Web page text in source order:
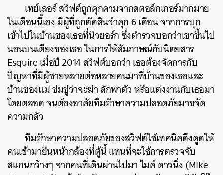
เทย์เลอร์ สวิฟต์ถูกคุกคามจากสตอล์กเกอร์มากมาย
ในเดือนนี้เอง มีผู้ที่ถูกตัดสินจำคุก 6 เดือน จากการบุก
เข้าไปในบ้านของเธอที่นิวยอร์ก ซึ่งตำรวจบอกว่าเขาขึ้นไป
นอนบนเตียงของเธอ ในการให้สัมภาษณ์กับนิตยสาร
Esquire เมื่อปี 2014 สวิฟต์บอกว่า เธอต้องจัดการกับ
ปัญหาที่มีผู้ชายหลายต่อหลายคนมาที่บ้านของเธอและ
บ้านของแม่ ข่มขู่ว่าจะฆ่า ลักพาตัว หรือแต่งงานกับเธอมา
โดยตลอด จนต้องอาศัยทีมรักษาความปลอดภัยมาขจัด
ความกลัว
ทีมรักษาความปลอดภัยของสวิฟต์ใช้เทคนิคดึงดูดให้
คนเข้ามายืนหน้ากล้องที่ตู้นี้ แทนที่จะใช้การตรวจจับ
สแกนกว้างๆ จากคนที่เดินผ่านไปมา ไมค์ ดาวนิ่ง (Mike